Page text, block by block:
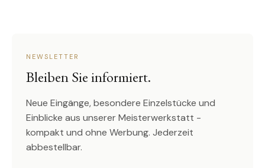
NEWSLETTER
Bleiben Sie informiert.
Neue Eingänge, besondere Einzelstücke und
Einblicke aus unserer Meisterwerkstatt -
kompakt und ohne Werbung. Jederzeit
abbestellbar.